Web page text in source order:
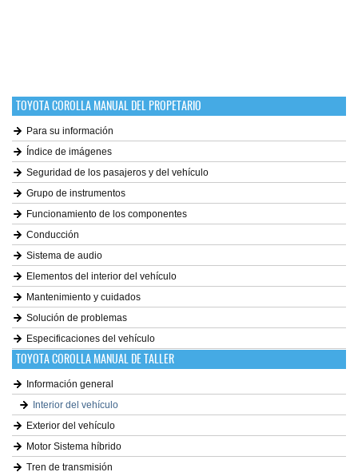
TOYOTA COROLLA MANUAL DEL PROPETARIO
Para su información
Índice de imágenes
Seguridad de los pasajeros y del vehículo
Grupo de instrumentos
Funcionamiento de los componentes
Conducción
Sistema de audio
Elementos del interior del vehículo
Mantenimiento y cuidados
Solución de problemas
Especificaciones del vehículo
TOYOTA COROLLA MANUAL DE TALLER
Información general
Interior del vehículo
Exterior del vehículo
Motor Sistema híbrido
Tren de transmisión